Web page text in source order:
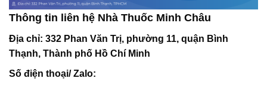
Thông tin liên hệ Nhà Thuốc Minh Châu
Địa chỉ: 332 Phan Văn Trị, phường 11, quận Bình
Thạnh, Thành phố Hồ Chí Minh
Số điện thoại/ Zalo: